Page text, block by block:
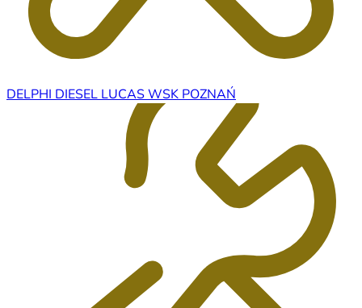
DELPHI DIESEL LUCAS WSK POZNAŃ